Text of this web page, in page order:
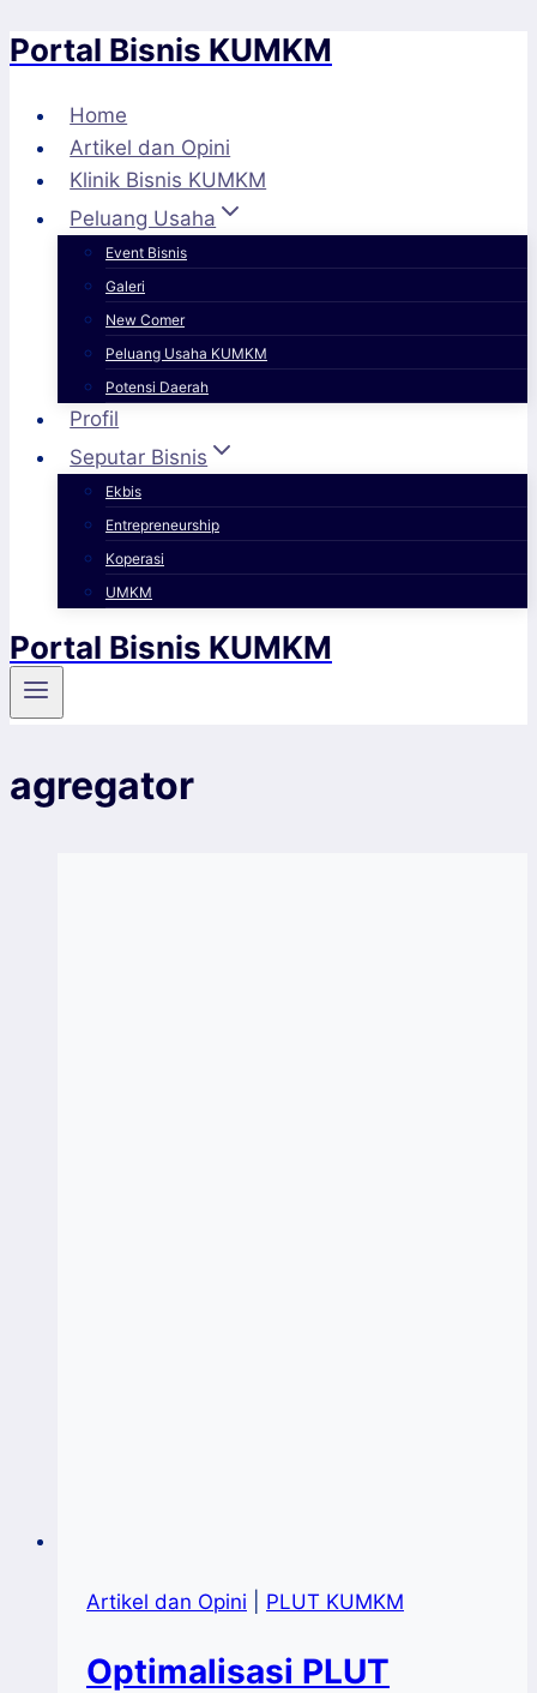
Skip
content
Portal Bisnis KUMKM
Home
Artikel dan Opini
Klinik Bisnis KUMKM
Peluang Usaha
Event Bisnis
Galeri
New Comer
Peluang Usaha KUMKM
Potensi Daerah
Profil
Seputar Bisnis
Ekbis
Entrepreneurship
Koperasi
UMKM
Portal Bisnis KUMKM
agregator
Artikel dan Opini PLUT KUMKM
Optimalisasi PLUT